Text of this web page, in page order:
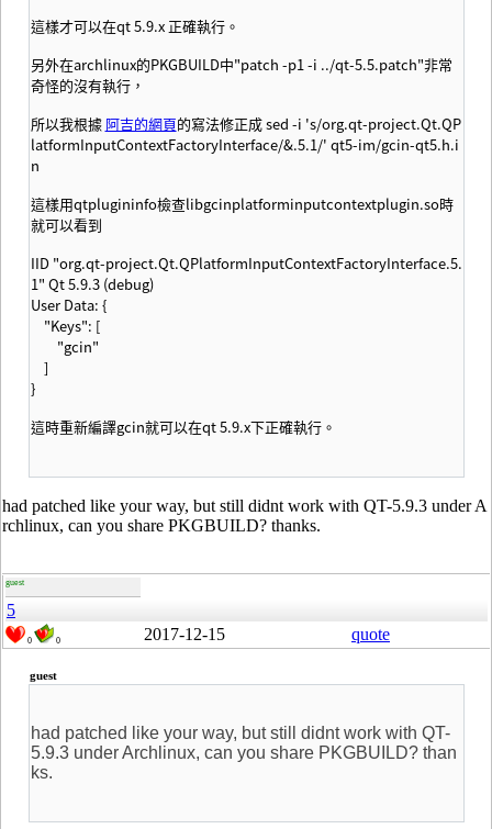
這樣才可以在qt 5.9.x 正確執行。
另外在archlinux的PKGBUILD中"patch -p1 -i ../qt-5.5.patch"非常
奇怪的沒有執行，
所以我根據 阿吉的網頁的寫法修正成 sed -i 's/org.qt-project.Qt.QP
latformInputContextFactoryInterface/&.5.1/' qt5-im/gcin-qt5.h.i
n
這樣用qtplugininfo檢查libgcinplatforminputcontextplugin.so時
就可以看到
IID "org.qt-project.Qt.QPlatformInputContextFactoryInterface.5.
1" Qt 5.9.3 (debug)
User Data: {
"Keys": [
"gcin"
]
}
這時重新編譯gcin就可以在qt 5.9.x下正確執行。
had patched like your way, but still didnt work with QT-5.9.3 under A
rchlinux, can you share PKGBUILD? thanks.
guest
5
0 0 2017-12-15 quote
guest
had patched like your way, but still didnt work with QT-
5.9.3 under Archlinux, can you share PKGBUILD? than
ks.